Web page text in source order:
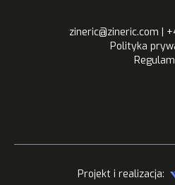
zineric@zineric.com |
Polityka
Projekt i realizacja: